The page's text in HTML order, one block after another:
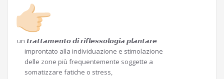
un 𝙩𝙧𝙖𝙩𝙩𝙖𝙢𝙚𝙣𝙩𝙤 𝙙𝙞 𝙧𝙞𝙛𝙡𝙚𝙨𝙨𝙤𝙡𝙤𝙜𝙞𝙖 𝙥𝙡𝙖𝙣𝙩𝙖𝙧𝙚
improntato alla individuazione e stimolazione
delle zone più frequentemente soggette a
somatizzare fatiche o stress,